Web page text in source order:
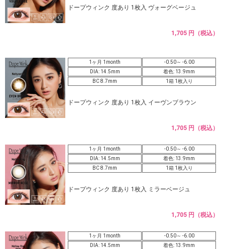
ドープウィンク 度あり 1枚入 ヴォーグベージュ
1,705 円（税込）
1ヶ月 1month
-0.50～ -6.00
DIA: 14.5mm
着色: 13.9mm
BC 8.7mm
1箱 1枚入り
ドープウィンク 度あり 1枚入 イーヴンブラウン
1,705 円（税込）
1ヶ月 1month
-0.50～ -6.00
DIA: 14.5mm
着色: 13.9mm
BC 8.7mm
1箱 1枚入り
ドープウィンク 度あり 1枚入 ミラーベージュ
1,705 円（税込）
1ヶ月 1month
-0.50～ -6.00
DIA: 14.5mm
着色: 13.9mm